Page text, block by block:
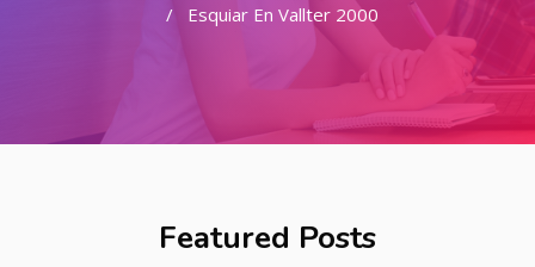
Esquiar En Vallter 2000
Featured Posts